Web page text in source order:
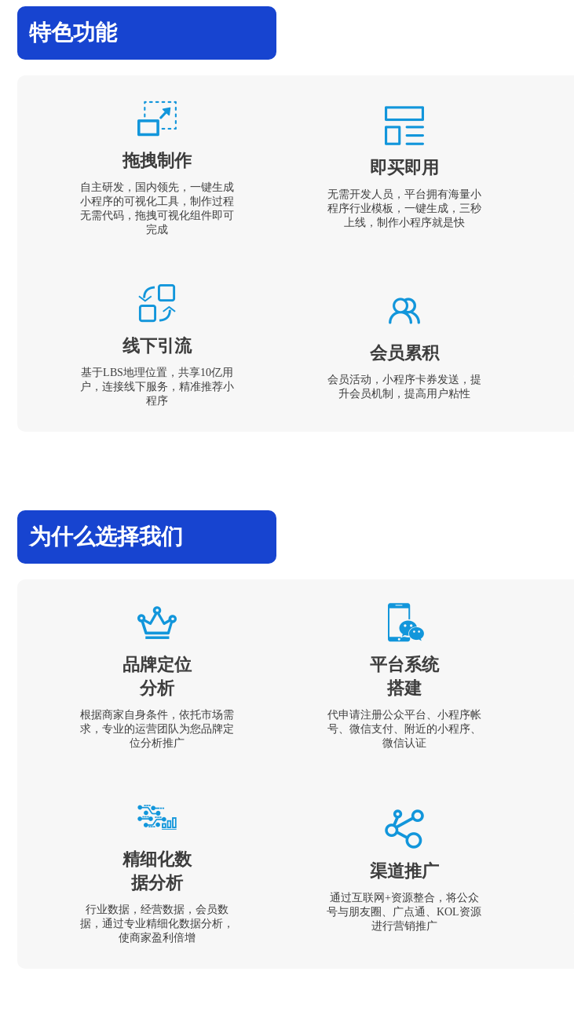
特色功能
拖拽制作
自主研发，国内领先，一键生成
小程序的可视化工具，制作过程
无需代码，拖拽可视化组件即可
完成
即买即用
无需开发人员，平台拥有海量小
程序行业模板，一键生成，三秒
上线，制作小程序就是快
线下引流
基于LBS地理位置，共享10亿用
户，连接线下服务，精准推荐小
程序
会员累积
会员活动，小程序卡券发送，提
升会员机制，提高用户粘性
为什么选择我们
品牌定位
分析
根据商家自身条件，依托市场需
求，专业的运营团队为您品牌定
位分析推广
平台系统
搭建
代申请注册公众平台、小程序帐
号、微信支付、附近的小程序、
微信认证
精细化数
据分析
行业数据，经营数据，会员数
据，通过专业精细化数据分析，
使商家盈利倍增
渠道推广
通过互联网+资源整合，将公众
号与朋友圈、广点通、KOL资源
进行营销推广